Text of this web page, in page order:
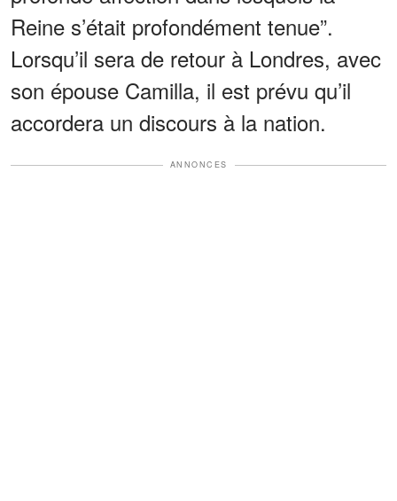
Reine s’était profondément tenue”.
Lorsqu’il sera de retour à Londres, avec
son épouse Camilla, il est prévu qu’il
accordera un discours à la nation.
ANNONCES